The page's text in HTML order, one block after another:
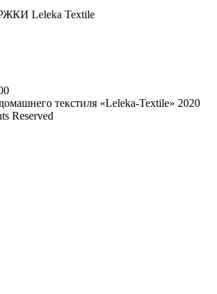
Leleka Textile
текстиля «Leleka-Textile» 2020
Reserved